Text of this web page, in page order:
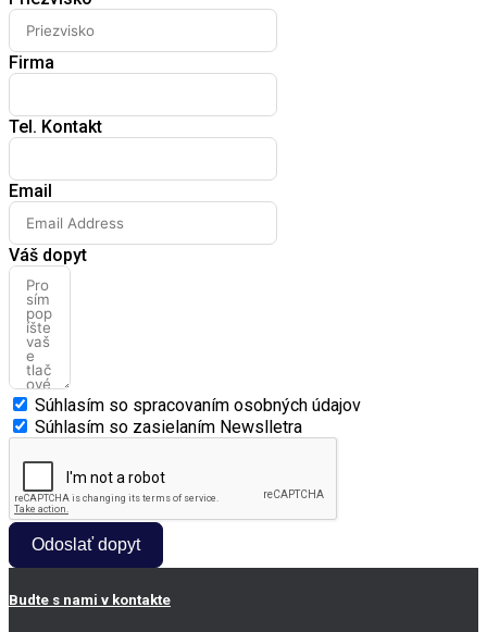
Firma
Tel. Kontakt
Email
Váš dopyt
Súhlasím so spracovaním osobných údajov
Súhlasím so zasielaním Newslletra
Odoslať dopyt
Budte s nami v kontakte